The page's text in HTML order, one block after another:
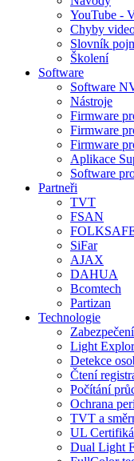
YouTube -
Chyby
Slovník
Školení
Software
Software
Nástroje
Firmware
Firmware
Firmware
Aplikace
Software
Partneři
TVT
FSAN
SiFar
AJAX
DAHUA
Bcomtech
Partizan
Technologie
Light
Detekce
Čtení
Počítání
Ochrana
TVT a
UL
Dual Light